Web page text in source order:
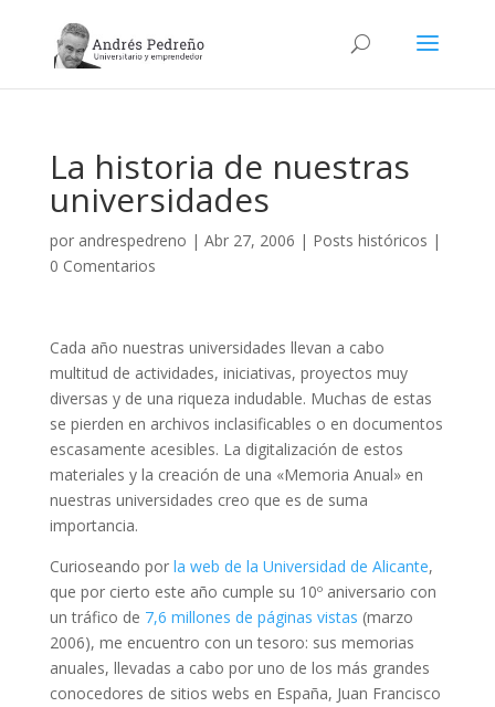
La historia de nuestras
universidades
por andrespedreno | Abr 27, 2006 | Posts históricos |
0 Comentarios
Cada año nuestras universidades llevan a cabo
multitud de actividades, iniciativas, proyectos muy
diversas y de una riqueza indudable. Muchas de estas
se pierden en archivos inclasificables o en documentos
escasamente acesibles. La digitalización de estos
materiales y la creación de una «Memoria Anual» en
nuestras universidades creo que es de suma
importancia.
Curioseando por la web de la Universidad de Alicante,
que por cierto este año cumple su 10º aniversario con
un tráfico de 7,6 millones de páginas vistas (marzo
2006), me encuentro con un tesoro: sus memorias
anuales, llevadas a cabo por uno de los más grandes
conocedores de sitios webs en España, Juan Francisco